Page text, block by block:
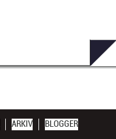
ARKIV
BLOGGER